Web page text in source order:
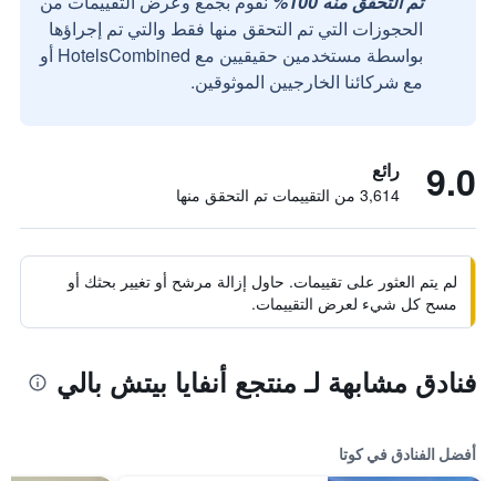
الحجوزات التي تم التحقق منها فقط والتي تم إجراؤها
بواسطة مستخدمين حقيقيين مع HotelsCombined أو
مع شركائنا الخارجيين الموثوقين.
9.0 رائع
3,614 من التقييمات تم التحقق منها
لم يتم العثور على تقييمات. حاول إزالة مرشح أو تغيير بحثك أو
مسح كل شيء لعرض التقييمات.
فنادق مشابهة لـ منتجع أنفايا بيتش بالي
أفضل الفنادق في كوتا